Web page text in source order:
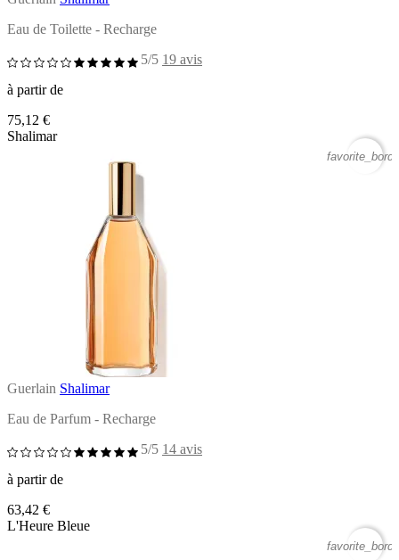
Eau de Toilette - Recharge
5/5 19 avis
à partir de
75,12 €
Shalimar
Guerlain Shalimar
Eau de Parfum - Recharge
5/5 14 avis
à partir de
63,42 €
L'Heure Bleue